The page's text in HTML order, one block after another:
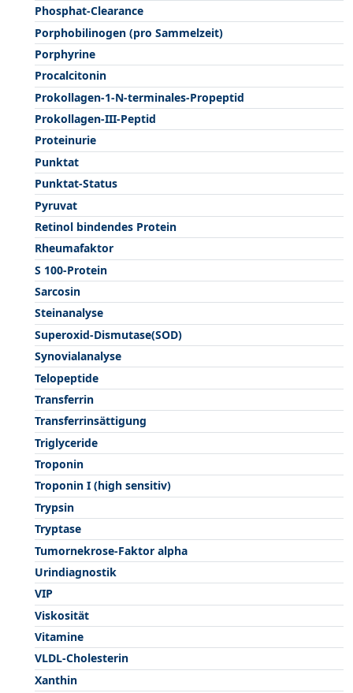
Phosphat-Clearance
Porphobilinogen (pro Sammelzeit)
Porphyrine
Procalcitonin
Prokollagen-1-N-terminales-Propeptid
Prokollagen-III-Peptid
Proteinurie
Punktat
Punktat-Status
Pyruvat
Retinol bindendes Protein
Rheumafaktor
S 100-Protein
Sarcosin
Steinanalyse
Superoxid-Dismutase(SOD)
Synovialanalyse
Telopeptide
Transferrin
Transferrinsättigung
Triglyceride
Troponin
Troponin I (high sensitiv)
Trypsin
Tryptase
Tumornekrose-Faktor alpha
Urindiagnostik
VIP
Viskosität
Vitamine
VLDL-Cholesterin
Xanthin